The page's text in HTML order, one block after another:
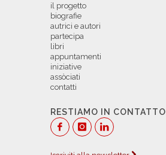
il progetto
biografie
autrici e autori
partecipa
libri
appuntamenti
iniziative
assòciati
contatti
RESTIAMO IN CONTATTO